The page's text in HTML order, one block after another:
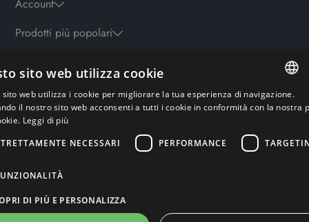
Account
Prodotti più popolari
Orari
Lun-ven: 9.30-19.30 - Sab: 10-13 | 15.30-19.30 - Domenica: chiuso
Pagamenti sicuri
ITALIAN
GERMAN
sito web utilizza cookie
sito web utilizza i cookie per migliorare la tua esperienza di navigazione.
il nostro sito web acconsenti a tutti i cookie in conformità con la nostra
Leggi di più
NECESSARI
PERFORMANCE
DI PIÙ E PERSONALIZZA